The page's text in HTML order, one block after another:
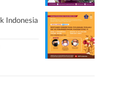
Indonesia